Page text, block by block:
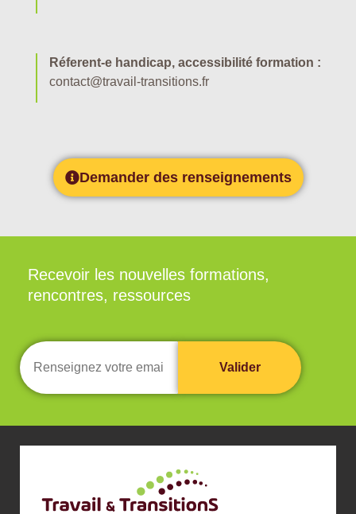
Réferent-e handicap, accessibilité formation :
contact@travail-transitions.fr
Demander des renseignements
Recevoir les nouvelles formations,
rencontres, ressources